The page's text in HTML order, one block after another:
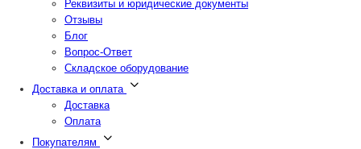
Реквизиты и юридические документы
Отзывы
Блог
Вопрос-Ответ
Складское оборудование
Доставка и оплата
Доставка
Оплата
Покупателям